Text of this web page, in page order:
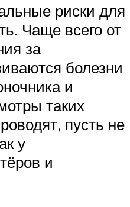
риски для
Чаще всего от
за
болезни
и
таких
пусть не
у
и